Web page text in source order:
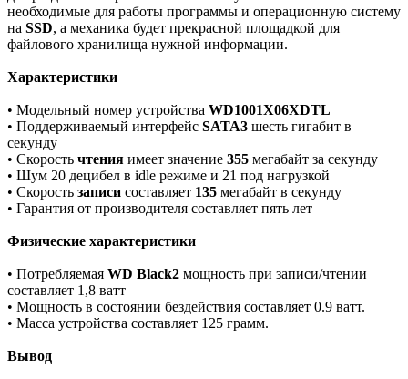
необходимые для работы программы и операционную систему
на SSD, а механика будет прекрасной площадкой для
файлового хранилища нужной информации.
Характеристики
• Модельный номер устройства WD1001X06XDTL
• Поддерживаемый интерфейс SATA3 шесть гигабит в
секунду
• Скорость чтения имеет значение 355 мегабайт за секунду
• Шум 20 децибел в idle режиме и 21 под нагрузкой
• Скорость записи составляет 135 мегабайт в секунду
• Гарантия от производителя составляет пять лет
Физические характеристики
• Потребляемая WD Black2 мощность при записи/чтении
составляет 1,8 ватт
• Мощность в состоянии бездействия составляет 0.9 ватт.
• Масса устройства составляет 125 грамм.
Вывод